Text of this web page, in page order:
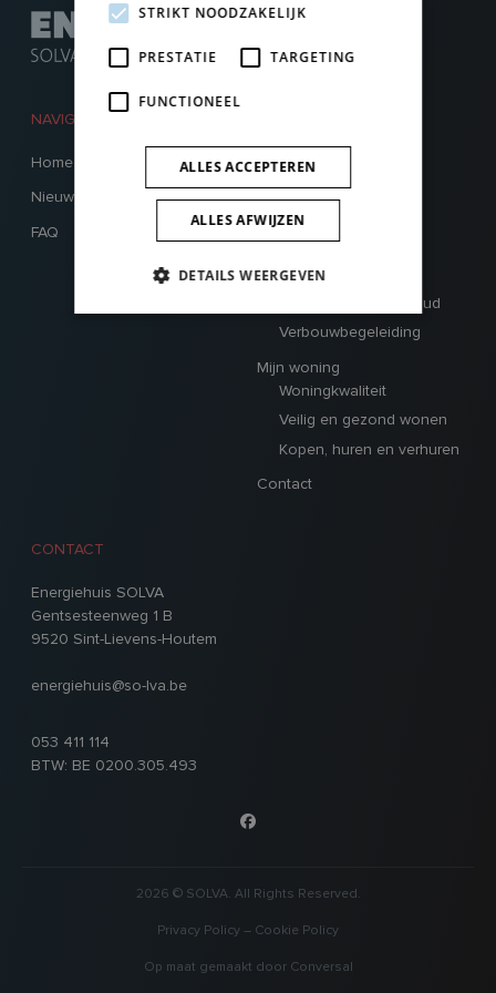
NAVIGATIE
Home
Nieuws
FAQ
Renoveren
Verbouwleningen
Verbouwpremies
Verbouwbegeleiding
Energie besparen
Premie ketelonderhoud
Verbouwbegeleiding
Mijn woning
Woningkwaliteit
Veilig en gezond wonen
Kopen, huren en verhuren
Contact
CONTACT
Energiehuis SOLVA
Gentsesteenweg 1 B
9520 Sint-Lievens-Houtem
energiehuis@so-lva.be
053 411 114
BTW: BE 0200.305.493
2026 © SOLVA. All Rights Reserved.
Privacy Policy – Cookie Policy
Op maat gemaakt doorConversal
STRIKT NOODZAKELIJK
PRESTATIE TARGETING
FUNCTIONEEL
ALLES ACCEPTEREN
ALLES AFWIJZEN
DETAILS WEERGEVEN